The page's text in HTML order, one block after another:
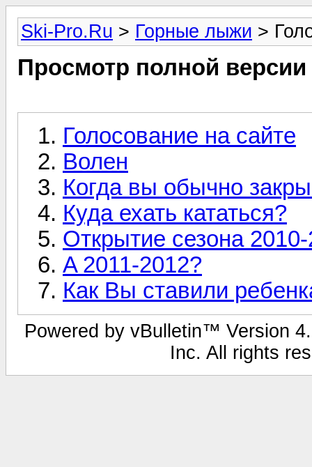
Ski-Pro.Ru > Горные лыжи >
Просмотр полной
Голосование на сайте
Волен
Когда вы обычно
Куда ехать кататься?
Открытие сезона
A 2011-2012?
Как Вы ставили
Powered by vBulletin™ Version
Inc. All rights